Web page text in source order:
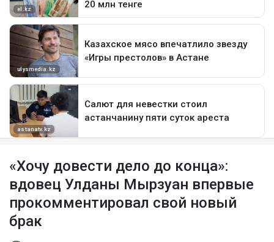
«Хочу довести дело до конца»:
вдовец Улданы Мырзуан впервые
прокомментировал свой новый
брак